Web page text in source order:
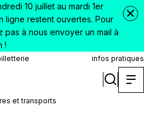
10 juillet au mardi 1er
ligne restent ouvertes. Pour
à nous envoyer un mail à
!
infos pratiques
et transports